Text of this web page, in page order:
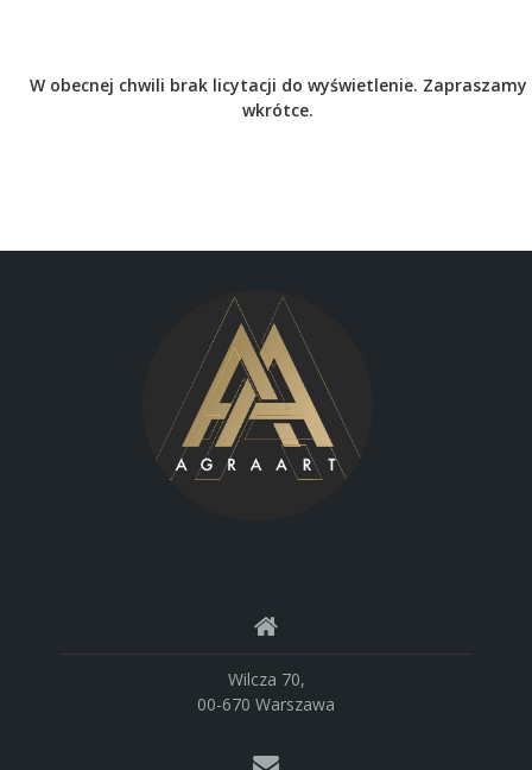
W obecnej chwili brak licytacji do wyświetlenie. Zapraszamy
wkrótce.
Wilcza 70,
00-670 Warszawa